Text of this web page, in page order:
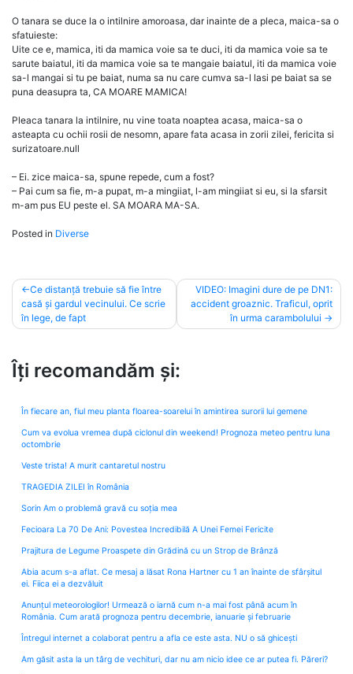
O tanara se duce la o intilnire amoroasa, dar inainte de a pleca, maica-sa o
sfatuieste:
Uite ce e, mamica, iti da mamica voie sa te duci, iti da mamica voie sa te
sarute baiatul, iti da mamica voie sa te mangaie baiatul, iti da mamica voie
sa-l mangai si tu pe baiat, numa sa nu care cumva sa-l lasi pe baiat sa se
puna deasupra ta, CA MOARE MAMICA!
Pleaca tanara la intilnire, nu vine toata noaptea acasa, maica-sa o
asteapta cu ochii rosii de nesomn, apare fata acasa in zorii zilei, fericita si
surizatoare.null
– Ei. zice maica-sa, spune repede, cum a fost?
– Pai cum sa fie, m-a pupat, m-a mingiiat, l-am mingiiat si eu, si la sfarsit
m-am pus EU peste el. SA MOARA MA-SA.
Posted in Diverse
Post
navigation
Ce distanță trebuie să fie între
casă și gardul vecinului. Ce scrie
în lege, de fapt
VIDEO: Imagini dure de pe DN1:
accident groaznic. Traficul, oprit
în urma carambolului
Îți recomandăm și:
În fiecare an, fiul meu planta floarea-soarelui în amintirea surorii lui gemene
Cum va evolua vremea după ciclonul din weekend! Prognoza meteo pentru luna
octombrie
Veste trista! A murit cantaretul nostru
TRAGEDIA ZILEI în România
Sorin Am o problemă gravă cu soția mea
Fecioara La 70 De Ani: Povestea Incredibilă A Unei Femei Fericite
Prajitura de Legume Proaspete din Grădină cu un Strop de Brânză
Abia acum s-a aflat. Ce mesaj a lăsat Rona Hartner cu 1 an înainte de sfârșitul
ei. Fiica ei a dezvăluit
Anunțul meteorologilor! Urmează o iarnă cum n-a mai fost până acum în
România. Cum arată prognoza pentru decembrie, ianuarie și februarie
Întregul internet a colaborat pentru a afla ce este asta. NU o să ghicești
Am găsit asta la un târg de vechituri, dar nu am nicio idee ce ar putea fi. Păreri?